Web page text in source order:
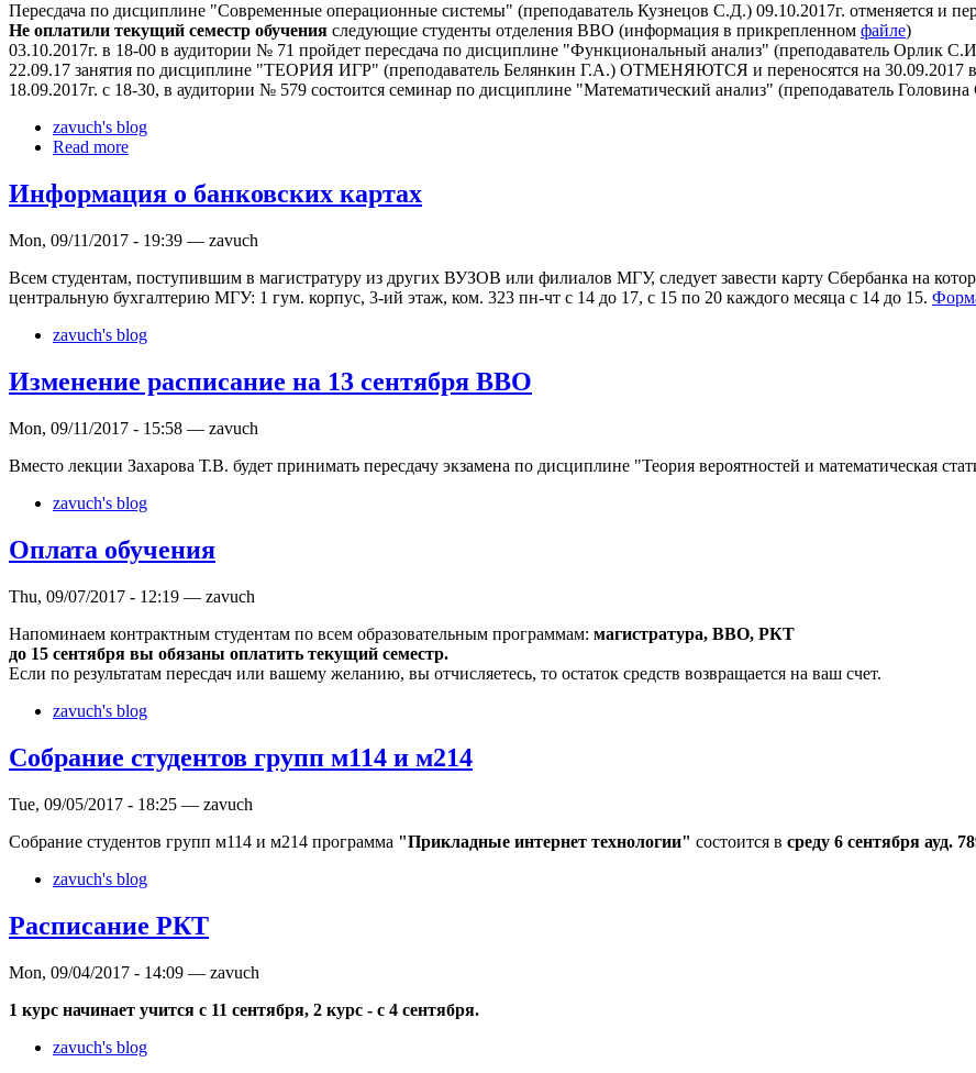
Пересдача по дисциплине "Современные операционные системы" (преподаватель Кузнецов С.Д.) 09.10.2017г. отменяется и
Не оплатили текущий семестр обучения следующие студенты отделения ВВО (информация в прикрепленном файле)
03.10.2017г. в 18-00 в аудитории № 71 пройдет пересдача по дисциплине "Функциональный анализ" (преподаватель Орлик
22.09.17 занятия по дисциплине "ТЕОРИЯ ИГР" (преподаватель Белянкин Г.А.) ОТМЕНЯЮТСЯ и переносятся на 30.09.2017
18.09.2017г. с 18-30, в аудитории № 579 состоится семинар по дисциплине "Математический анализ" (преподаватель Головина
zavuch's blog
Read more
Информация о банковских картах
Mon, 09/11/2017 - 19:39 — zavuch
Всем студентам, поступившим в магистратуру из других ВУЗОВ или филиалов МГУ, следует завести карту Сбербанка на
центральную бухгалтерию МГУ: 1 гум. корпус, 3-ий этаж, ком. 323 пн-чт с 14 до 17, с 15 по 20 каждого месяца с 14 до 15.
zavuch's blog
Изменение расписание на 13 сентября ВВО
Mon, 09/11/2017 - 15:58 — zavuch
Вместо лекции Захарова Т.В. будет принимать пересдачу экзамена по дисциплине "Теория вероятностей и математическая
zavuch's blog
Оплата обучения
Thu, 09/07/2017 - 12:19 — zavuch
Напоминаем контрактным студентам по всем образовательным программам: магистратура, ВВО, РКТ
до 15 сентября вы обязаны оплатить текущий семестр.
Если по результатам пересдач или вашему желанию, вы отчисляетесь, то остаток средств возвращается на ваш счет.
zavuch's blog
Собрание студентов групп м114 и м214
Tue, 09/05/2017 - 18:25 — zavuch
Собрание студентов групп м114 и м214 программа "Прикладные интернет технологии" состоится в среду 6 сентября ауд.
zavuch's blog
Расписание РКТ
Mon, 09/04/2017 - 14:09 — zavuch
1 курс начинает учится с 11 сентября, 2 курс - с 4 сентября.
zavuch's blog